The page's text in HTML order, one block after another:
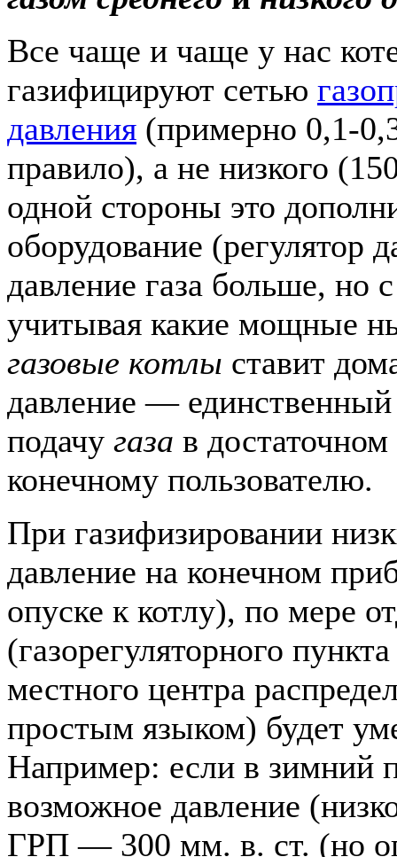
Все чаще и чаще у нас
газифицируют сетью
давления (примерно 0,1-
правило), а не низкого
одной стороны это
оборудование (регулятор
давление газа больше, но
учитывая какие мощные
газовые котлы ставит
давление — единственный
подачу газа в достаточном
конечному пользователю.
При газифизировании
давление на конечном
опуске к котлу), по мере
(газорегуляторного
местного центра
простым языком) будет
Например: если в зимний
возможное давление
ГРП — 300 мм. в. ст. (но